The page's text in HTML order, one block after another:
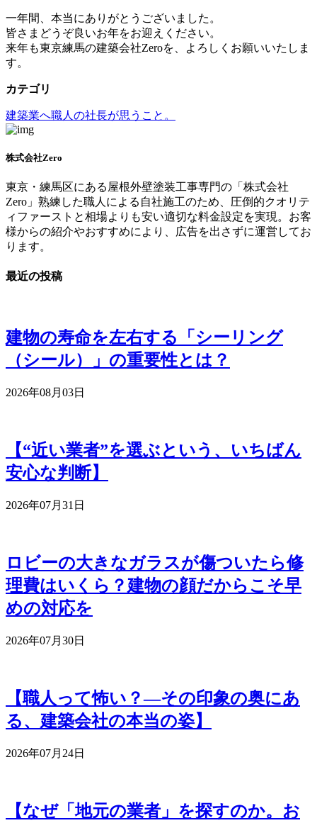
一年間、本当にありがとうございました。
皆さまどうぞ良いお年をお迎えください。
来年も東京練馬の建築会社Zeroを、よろしくお願いいたしま
す。
カテゴリ
建築業へ職人の社長が思うこと。
株式会社Zero
東京・練馬区にある屋根外壁塗装工事専門の「株式会社
Zero」熟練した職人による自社施工のため、圧倒的クオリテ
ィファーストと相場よりも安い適切な料金設定を実現。お客
様からの紹介やおすすめにより、広告を出さずに運営してお
ります。
最近の投稿
建物の寿命を左右する「シーリング
（シール）」の重要性とは？
2026年08月03日
【“近い業者”を選ぶという、いちばん
安心な判断】
2026年07月31日
ロビーの大きなガラスが傷ついたら修
理費はいくら？建物の顔だからこそ早
めの対応を
2026年07月30日
【職人って怖い？―その印象の奥にあ
る、建築会社の本当の姿】
2026年07月24日
【なぜ「地元の業者」を探すのか。お